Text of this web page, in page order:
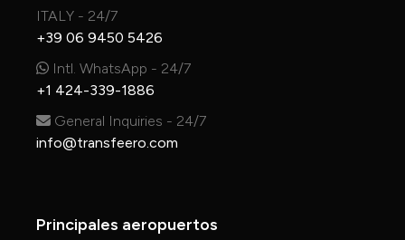
ITALY - 24/7
+39 06 9450 5426
Intl. WhatsApp - 24/7
+1 424-339-1886
General Inquiries - 24/7
info@transfeero.com
Principales aeropuertos